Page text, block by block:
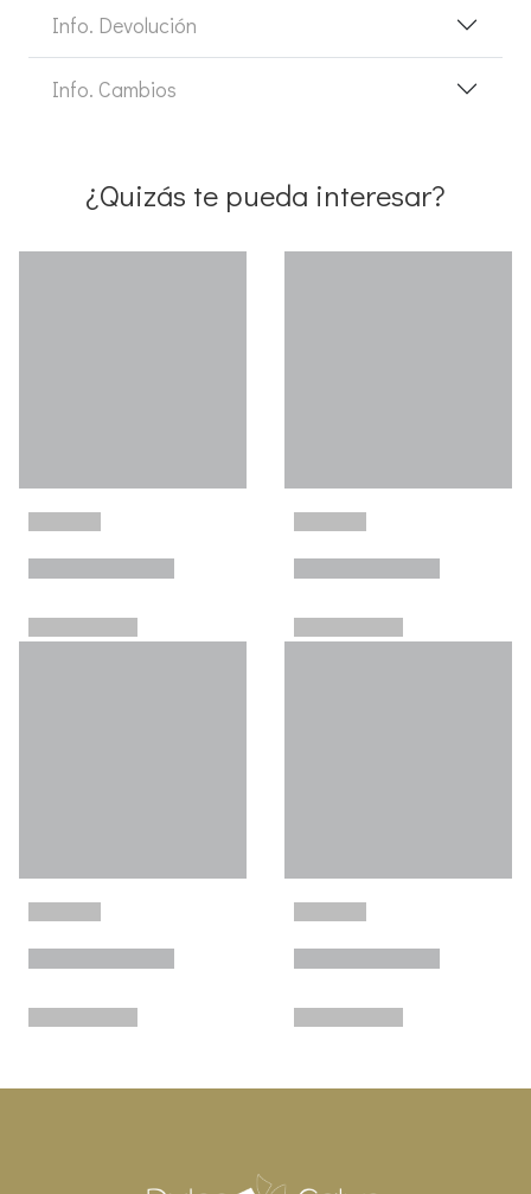
Info. Devolución
Info. Cambios
¿Quizás te pueda interesar?